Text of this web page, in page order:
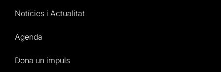
Notícies i Actualitat
Agenda
Dona un impuls